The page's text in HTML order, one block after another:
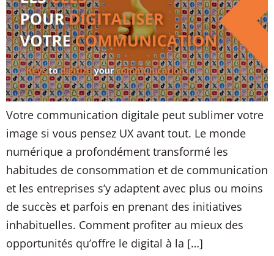
Votre communication digitale peut sublimer votre
image si vous pensez UX avant tout. Le monde
numérique a profondément transformé les
habitudes de consommation et de communication
et les entreprises s’y adaptent avec plus ou moins
de succès et parfois en prenant des initiatives
inhabituelles. Comment profiter au mieux des
opportunités qu’offre le digital à la […]